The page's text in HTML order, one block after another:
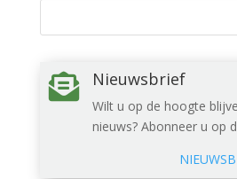
 Nieuwsbrief
Wilt u op de hoogte
nieuws? Abonneer u op